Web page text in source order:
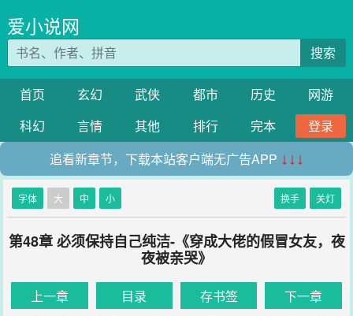
爱小说网
搜索
首页 玄幻 武侠 都市 历史
网游
科幻
言情 其他 排行 完本
登录
追看新章节，下载本站客户端无广告APP ↓↓↓
字体 大 中 小 换手 关灯
第48章 必须保持自己纯洁-《穿成大佬的假冒女友，夜
夜被亲哭》
上一章 目录 存书签 下一章